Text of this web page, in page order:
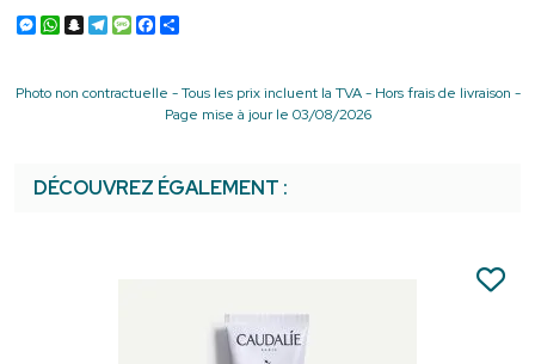
Messenger
WhatsApp
Snapchat
Telegram
Message
Facebook
Photo non contractuelle - Tous les prix incluent la TVA - Hors frais de livraison -
Page mise à jour le 03/08/2026
DÉCOUVREZ ÉGALEMENT :